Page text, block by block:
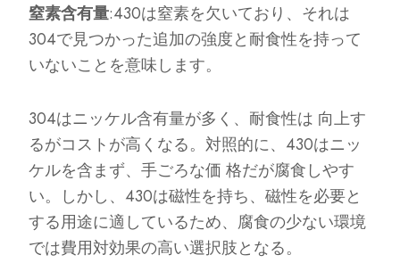
窒素含有量:430は窒素を欠いており、それは
304で見つかった追加の強度と耐食性を持って
いないことを意味します。
304はニッケル含有量が多く、耐食性は 向上す
るがコストが高くなる。対照的に、430はニッ
ケルを含まず、手ごろな価 格だが腐食しやす
い。しかし、430は磁性を持ち、磁性を必要と
する用途に適しているため、腐食の少ない環境
では費用対効果の高い選択肢となる。